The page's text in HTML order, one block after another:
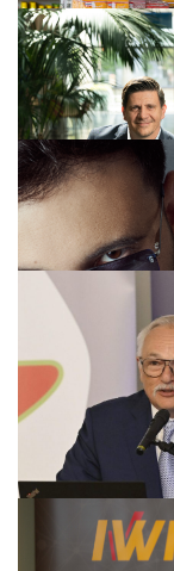
Makro
TÁMOGATÓI
TARTALOM
Forbes-sztori
Befektetés